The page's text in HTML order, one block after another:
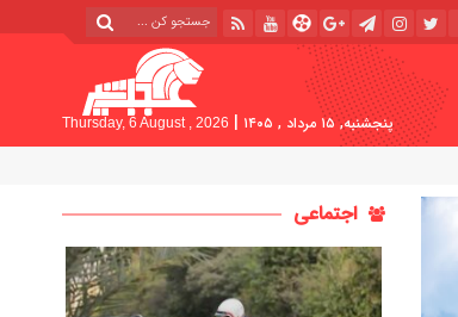
پنجشنبه, ۱۵ مرداد , ۱۴۰۵ |
Thursday, 6 August , 2026
اجتماعی